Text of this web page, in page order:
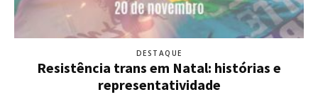
DESTAQUE
Resistência trans em Natal: histórias e
representatividade